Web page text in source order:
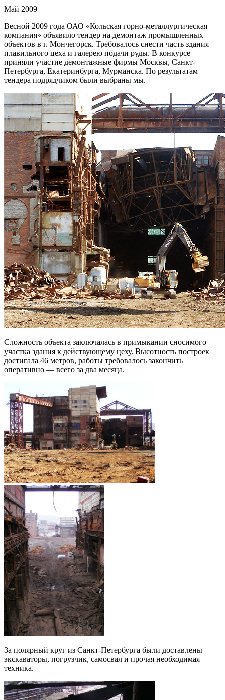
Май 2009
Весной 2009 года ОАО «Кольская горно-металлургическая
компания» объявило тендер на демонтаж промышленных
объектов в г. Мончегорск. Требовалось снести часть здания
плавильного цеха и галерею подачи руды. В конкурсе
приняли участие демонтажные фирмы Москвы, Санкт-
Петербурга, Екатеринбурга, Мурманска. По результатам
тендера подрядчиком были выбраны мы.
Сложность объекта заключалась в примыкании сносимого
участка здания к действующему цеху. Высотность построек
достигала 46 метров, работы требовалось закончить
оперативно — всего за два месяца.
За полярный круг из Санкт-Петербурга были доставлены
экскаваторы, погрузчик, самосвал и прочая необходимая
техника.